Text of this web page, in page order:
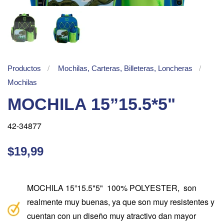
Productos
Mochilas, Carteras, Billeteras, Loncheras
Mochilas
MOCHILA 15”15.5*5"
42-34877
$19,99
MOCHILA 15”15.5*5" 100% POLYESTER, son
realmente muy buenas, ya que son muy resistentes y
cuentan con un diseño muy atractivo dan mayor